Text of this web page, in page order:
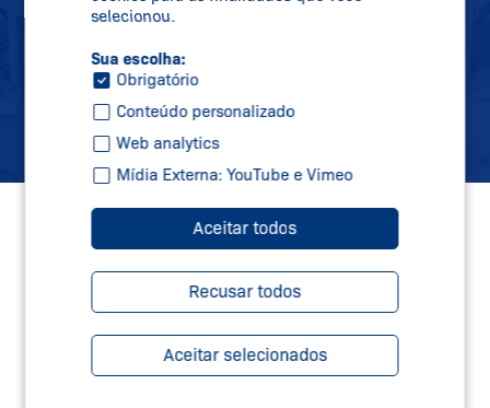
diretamente na sua caixa de correio.
selecionou.
Sua escolha:
Obrigatório
Conteúdo personalizado
Web analytics
Mídia Externa: YouTube e Vimeo
Aceitar todos
Recusar todos
Aceitar selecionados